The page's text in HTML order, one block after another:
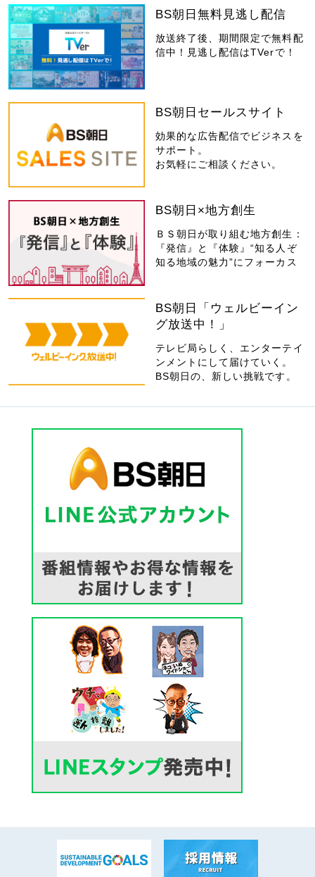
BS朝日無料見逃し配信
放送終了後、期間限定で無料配
信中！見逃し配信はTVerで！
BS朝日セールスサイト
効果的な広告配信でビジネスを
サポート。
お気軽にご相談ください。
BS朝日×地方創生
ＢＳ朝日が取り組む地方創生：
『発信』と『体験』“知る人ぞ
知る地域の魅力”にフォーカス
BS朝日「ウェルビーイン
グ放送中！」
テレビ局らしく、エンターテイ
ンメントにして届けていく。
BS朝日の、新しい挑戦です。